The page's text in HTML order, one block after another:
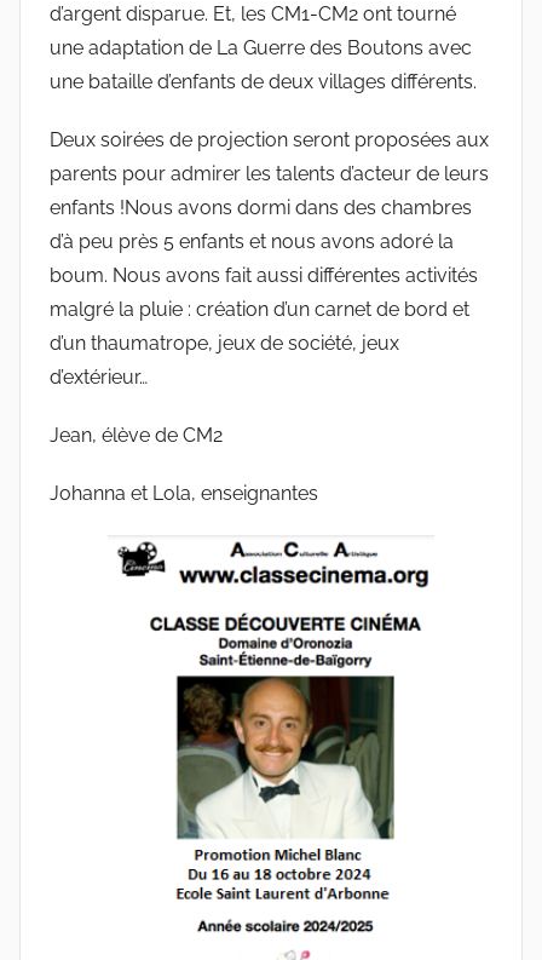
d’argent disparue. Et, les CM1-CM2 ont tourné
une adaptation de La Guerre des Boutons avec
une bataille d’enfants de deux villages différents.
Deux soirées de projection seront proposées aux
parents pour admirer les talents d’acteur de leurs
enfants !Nous avons dormi dans des chambres
d’à peu près 5 enfants et nous avons adoré la
boum. Nous avons fait aussi différentes activités
malgré la pluie : création d’un carnet de bord et
d’un thaumatrope, jeux de société, jeux
d’extérieur…
Jean, élève de CM2
Johanna et Lola, enseignantes